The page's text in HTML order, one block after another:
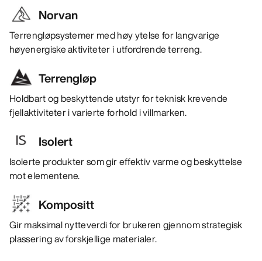
Norvan
Terrengløpsystemer med høy ytelse for langvarige
høyenergiske aktiviteter i utfordrende terreng.
Terrengløp
Holdbart og beskyttende utstyr for teknisk krevende
fjellaktiviteter i varierte forhold i villmarken.
Isolert
Isolerte produkter som gir effektiv varme og beskyttelse
mot elementene.
Kompositt
Gir maksimal nytteverdi for brukeren gjennom strategisk
plassering av forskjellige materialer.